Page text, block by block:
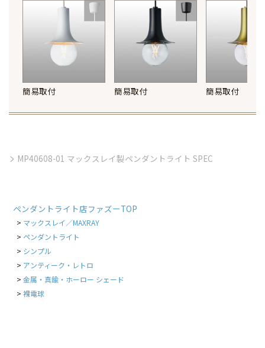
簡易取付 簡易取付 簡易取付
MP40608-01 マックスレイ製ペンダントライト SPEC
ペンダントライト店ファズーTOP
マックスレイ／MAXRAY
ペンダントライト
シンプル
アンティーク・レトロ
金属・真鍮・ホーロー シェード
裸電球